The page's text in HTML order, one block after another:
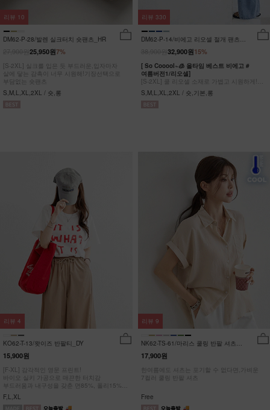
DM62-P-28/발렌 실크터치 숏팬츠_HR
7%
25,950원
[S-2XL] 실크를 입은 듯 부드러운,입자마자
살에 닿는 감촉이 너무 시원해!기장선택으로
부담없는 숏팬츠
S,M,L,XL,2XL / 숏,롱
리뷰 10
DM62-P-14/비에고 리오셀 절개 팬츠
15%
32,900원
[ So Cooool~🧊 올타임 베스트 비에고 #
여름버전1/리오셀]
[S-2XL] 쿨 리오셀 소재로 가볍고 시원하게!
사이드 절개 쿨링 데님팬츠
S,M,L,XL,2XL / 숏,기본,롱
리뷰 330
KO62-T-13/왓이즈 반팔티_DY
15,900원
[F-XL] 감각적인 영문 프린트!
바이오 실키 가공으로 매끈한 터치감
부드러움과 내구성을 갖춘 면85%, 폴리15%
#NAK MADE.
F,L,XL
리뷰 4
NK62-TS-61/마리스 쿨링 반팔 셔츠
17,900원
한여름에도 셔츠는 포기할 수 없다면,가벼운
7컬러 쿨링 반팔 셔츠
Free
리뷰 9